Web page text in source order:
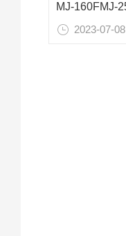
2023-07-08